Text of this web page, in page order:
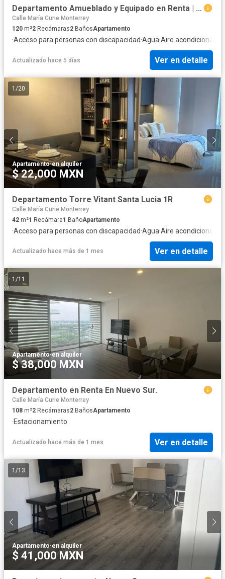
Departamento Amueblado y Equipado en Renta | Magma Towers, San Pedro Garza García
Calle María Curie Monterrey
120 m²2 Recámaras2 BañosApartamento
·Acceso para personas con discapacidad·Agua·Aire acondicionado
Actualizado hace 5 días Ver en detalle
1 /20
Apartamento·en alquiler
$ 22,000 MXN
Departamento Torre Vitant Santa Lucia 1R
Calle María Curie Monterrey
42 m²1 Recámara1 BañoApartamento
·Acceso para personas con discapacidad·Agua·Aire acondicionado
Actualizado hace más de 1 mes Ver en detalle
1 /11
Apartamento·en alquiler
$ 38,000 MXN
Departamento en Renta En Nuevo Sur.
Calle María Curie Monterrey
108 m²2 Recámaras2 BañosApartamento
·Estacionamiento
Actualizado hace más de 1 mes Ver en detalle
1 /13
Apartamento·en alquiler
$ 41,000 MXN